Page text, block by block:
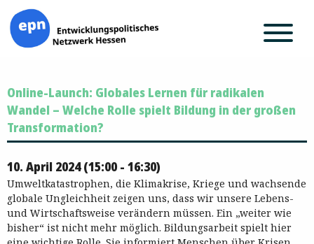
Inhalt
springen
Online-Launch: Globales Lernen für radikalen
Wandel – Welche Rolle spielt Bildung in der großen
Transformation?
10. April 2024 (15:00 - 16:30)
Umweltkatastrophen, die Klimakrise, Kriege und wachsende
globale Ungleichheit zeigen uns, dass wir unsere Lebens-
und Wirtschaftsweise verändern müssen. Ein „weiter wie
bisher“ ist nicht mehr möglich. Bildungsarbeit spielt hier